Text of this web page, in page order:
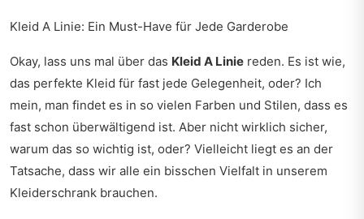
Kleid A Linie: Ein Must-Have für Jede Garderobe
Okay, lass uns mal über das Kleid A Linie reden. Es ist wie,
das perfekte Kleid für fast jede Gelegenheit, oder? Ich
mein, man findet es in so vielen Farben und Stilen, dass es
fast schon überwältigend ist. Aber nicht wirklich sicher,
warum das so wichtig ist, oder? Vielleicht liegt es an der
Tatsache, dass wir alle ein bisschen Vielfalt in unserem
Kleiderschrank brauchen.